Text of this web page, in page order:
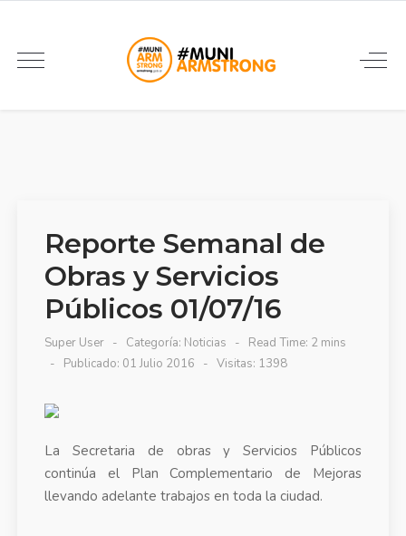
Reporte Semanal de
Obras y Servicios
Públicos 01/07/16
Super User Categoría: Noticias
Read Time: 2 mins
Publicado: 01 Julio 2016
Visitas: 1398
La Secretaria de obras y Servicios Públicos
continúa el Plan Complementario de Mejoras
llevando adelante trabajos en toda la ciudad.